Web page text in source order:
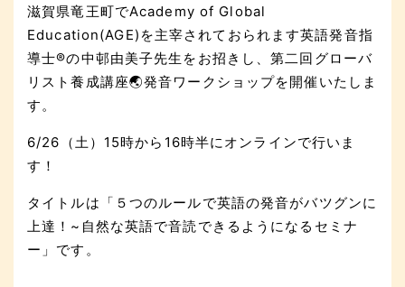
滋賀県竜王町でAcademy of Global
Education(AGE)を主宰されておられます英語発音指
導士®️の中邨由美子先生をお招きし、第二回グローバ
リスト養成講座🌏発音ワークショップを開催いたしま
す。
6/26（土）15時から16時半にオンラインで行いま
す！
タイトルは「５つのルールで英語の発音がバツグンに
上達！~自然な英語で音読できるようになるセミナ
ー」です。